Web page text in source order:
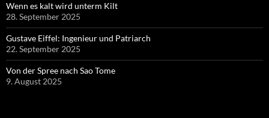
Wenn es kalt wird unterm Kilt
28. September 2025
Gustave Eiffel: Ingenieur und Patriarch
22. September 2025
Von der Spree nach Sao Tome
9. August 2025